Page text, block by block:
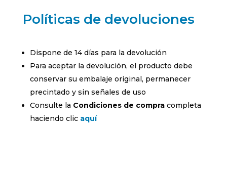
Políticas de devoluciones
Dispone de 14 días para la devolución
Para aceptar la devolución, el producto debe
conservar su embalaje original, permanecer
precintado y sin señales de uso
Consulte la Condiciones de compracompleta
haciendo clic aquí